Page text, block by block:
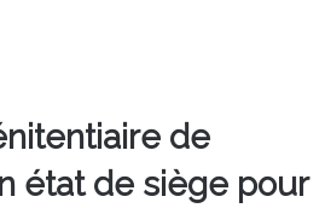
de
état de siège pour